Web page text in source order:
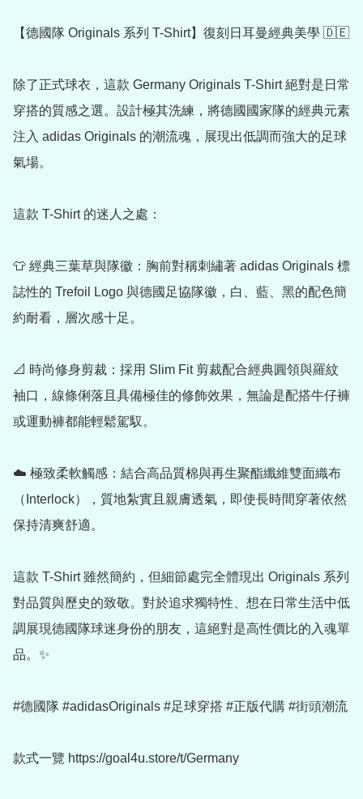
【德國隊 Originals 系列 T-Shirt】復刻日耳曼經典美學 🇩🇪
除了正式球衣，這款 Germany Originals T-Shirt 絕對是日常
穿搭的質感之選。設計極其洗練，將德國國家隊的經典元素
注入 adidas Originals 的潮流魂，展現出低調而強大的足球
氣場。
這款 T-Shirt 的迷人之處：
👕 經典三葉草與隊徽：胸前對稱刺繡著 adidas Originals 標
誌性的 Trefoil Logo 與德國足協隊徽，白、藍、黑的配色簡
約耐看，層次感十足。
📐 時尚修身剪裁：採用 Slim Fit 剪裁配合經典圓領與羅紋
袖口，線條俐落且具備極佳的修飾效果，無論是配搭牛仔褲
或運動褲都能輕鬆駕馭。
☁️ 極致柔軟觸感：結合高品質棉與再生聚酯纖維雙面織布
（Interlock），質地紮實且親膚透氣，即使長時間穿著依然
保持清爽舒適。
這款 T-Shirt 雖然簡約，但細節處完全體現出 Originals 系列
對品質與歷史的致敬。對於追求獨特性、想在日常生活中低
調展現德國隊球迷身份的朋友，這絕對是高性價比的入魂單
品。✨
#德國隊 #adidasOriginals #足球穿搭 #正版代購 #街頭潮流
款式一覽 https://goal4u.store/t/Germany